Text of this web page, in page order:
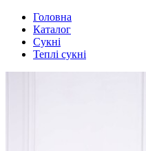
Головна
Каталог
Сукні
Теплі сукні